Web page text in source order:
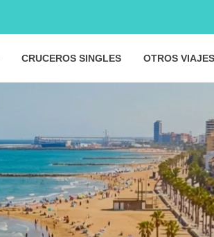
CRUCEROS SINGLES OTROS VIAJES